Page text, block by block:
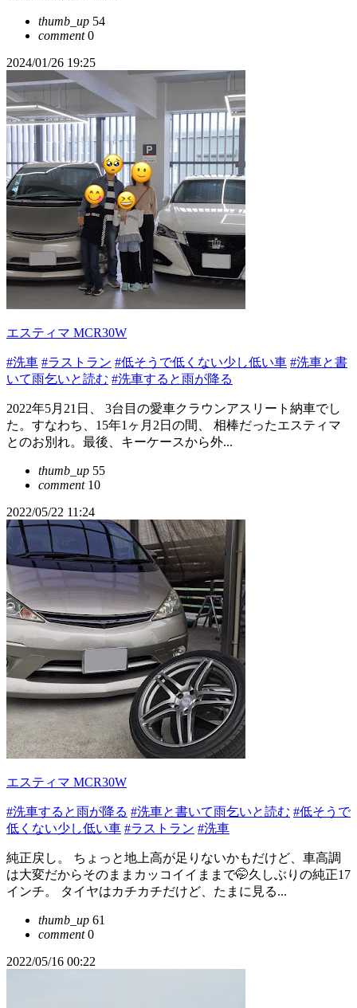
thumb_up 54
comment0
2024/01/26 19:25
エスティマ MCR30W
#洗車 #ラストラン #低そうで低くない少し低い車 #洗車と書
いて雨乞いと読む #洗車すると雨が降る
2022年5月21日、 3台目の愛車クラウンアスリート納車でし
た。すなわち、15年1ヶ月2日の間、 相棒だったエスティマ
とのお別れ。最後、キーケースから外...
thumb_up 55
comment10
2022/05/22 11:24
エスティマ MCR30W
#洗車すると雨が降る #洗車と書いて雨乞いと読む #低そうで
低くない少し低い車 #ラストラン #洗車
純正戻し。 ちょっと地上高が足りないかもだけど、車高調
は大変だからそのままカッコイイままで🤭久しぶりの純正17
インチ。 タイヤはカチカチだけど、たまに見る...
thumb_up 61
comment0
2022/05/16 00:22